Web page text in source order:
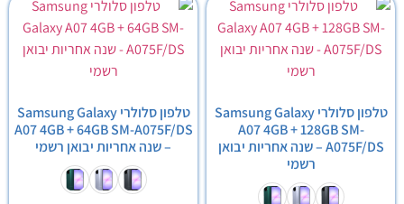
טלפון סלולרי Samsung Galaxy
A07 4GB + 128GB SM-
A075F/DS – שנה אחריות יבואן
רשמי
טלפון סלולרי Samsung Galaxy
A07 4GB + 64GB SM-A075F/DS
– שנה אחריות יבואן רשמי